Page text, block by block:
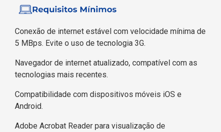
Conexão de internet estável com velocidade mínima de
5 MBps. Evite o uso de tecnologia 3G.
Navegador de internet atualizado, compatível com as
tecnologias mais recentes.
Compatibilidade com dispositivos móveis iOS e
Android.
Adobe Acrobat Reader para visualização de